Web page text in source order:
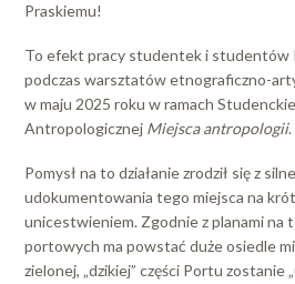
Praskiemu!
To efekt pracy studentek i studentów
podczas warsztatów etnograficzno-
w maju 2025 roku w ramach
Antropologicznej Miejsca antropologii.
Pomysł na to działanie zrodził się z
udokumentowania tego miejsca na
unicestwieniem. Zgodnie z planami na
portowych ma powstać duże osiedle
zielonej, „dzikiej” części Portu zostanie